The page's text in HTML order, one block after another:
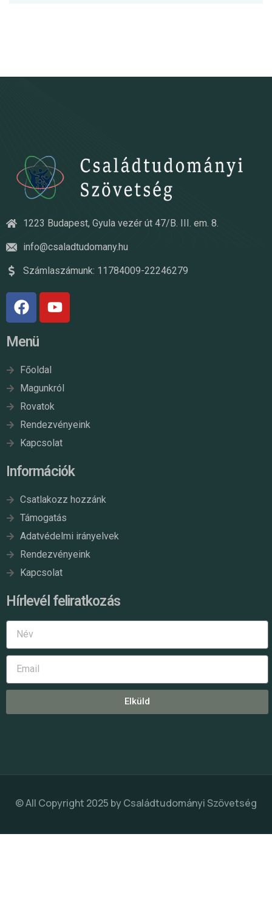
1223 Budapest, Gyula vezér út 47/B. III. em. 8.
info@csaladtudomany.hu
Számlaszámunk: 11784009-22246279
Menü
Főoldal
Magunkról
Rovatok
Rendezvényeink
Kapcsolat
Információk
Csatlakozz hozzánk
Támogatás
Adatvédelmi irányelvek
Rendezvényeink
Kapcsolat
Hírlevél feliratkozás
Elküld
© All Copyright 2025 byCsaládtudományi Szövetség